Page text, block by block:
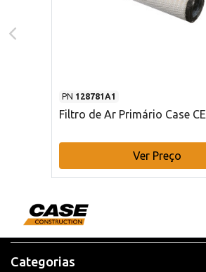
PN 128781A1
Filtro de Ar Primário Case CE
Ver Preço
Categorias